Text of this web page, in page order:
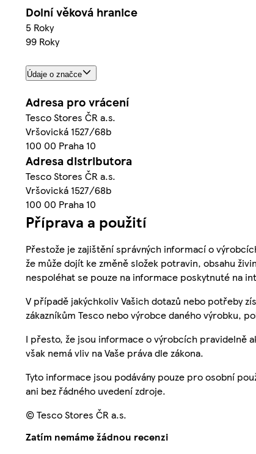
Dolní věková hranice
5 Roky
99 Roky
Údaje o značce
Adresa pro vrácení
Tesco Stores ČR a.s.
Vršovická 1527/68b
100 00 Praha 10
Adresa distributora
Tesco Stores ČR a.s.
Vršovická 1527/68b
100 00 Praha 10
Příprava a použití
Přestože je zajištění správných informací o
že může dojít ke změně složek potravin, obsahu
nespoléhat se pouze na informace poskytnuté na
V případě jakýchkoliv Vašich dotazů nebo potřeby
zákazníkům Tesco nebo výrobce daného výrobku,
I přesto, že jsou informace o výrobcích pravidelně
však nemá vliv na Vaše práva dle zákona.
Tyto informace jsou podávány pouze pro osobní
ani bez řádného uvedení zdroje.
© Tesco Stores ČR a.s.
Zatím nemáme žádnou recenzi